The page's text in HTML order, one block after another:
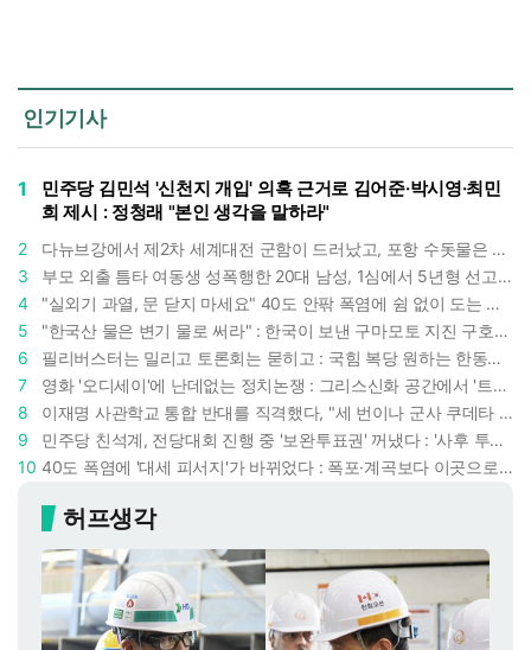
인기기사
1
민주당 김민석 '신천지 개입' 의혹 근거로 김어준·박시영·최민
희 제시 : 정청래 "본인 생각을 말하라"
2
다뉴브강에서 제2차 세계대전 군함이 드러났고, 포항 수돗물은 갑자기 짜졌다 : 폭염·가뭄이 만든 낯선 풍경
3
부모 외출 틈타 여동생 성폭행한 20대 남성, 1심에서 5년형 선고 : 친족 간 '암수범죄'의 심각성
4
"실외기 과열, 문 닫지 마세요" 40도 안팎 폭염에 쉼 없이 도는 에어컨 : 화재 위험 경고등!
5
"한국산 물은 변기 물로 써라" : 한국이 보낸 구마모토 지진 구호품에 한 일본인의 '어처구니 없는' 반응
6
필리버스터는 밀리고 토론회는 묻히고 : 국힘 복당 원하는 한동훈, '검사 정치'의 한계만 드러내나
7
영화 '오디세이'에 난데없는 정치논쟁 : 그리스신화 공간에서 '트럼프 전쟁의 참혹함'이 보인다
8
이재명 사관학교 통합 반대를 직격했다, "세 번이나 군사 쿠데타 했는데 압도적 지위"
9
민주당 친석계, 전당대회 진행 중 '보완투표권' 꺼냈다 : '사후 투표 허용' 무리수에 정청래 "투표 쿠데타"
10
40도 폭염에 '대세 피서지'가 바뀌었다 : 폭포·계곡보다 이곳으로 더 몰린다
허프생각